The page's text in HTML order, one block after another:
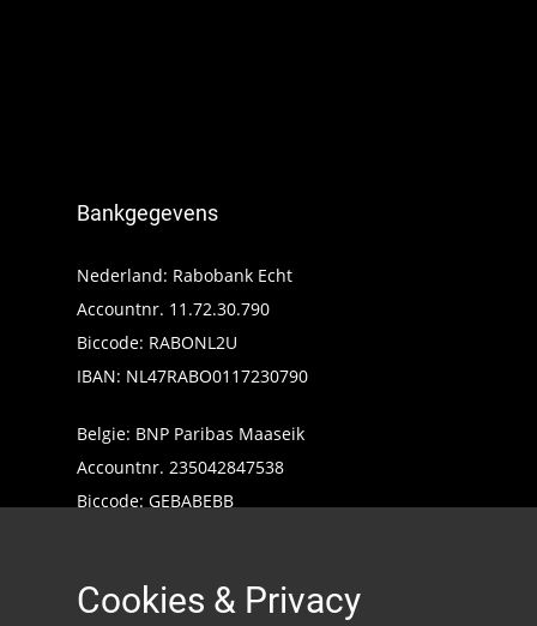
Bankgegevens
Nederland: Rabobank Echt
Accountnr. 11.72.30.790
Biccode: RABONL2U
IBAN: NL47RABO0117230790
Belgie: BNP Paribas Maaseik
Accountnr. 235042847538
Biccode: GEBABEBB
Cookies & Privacy